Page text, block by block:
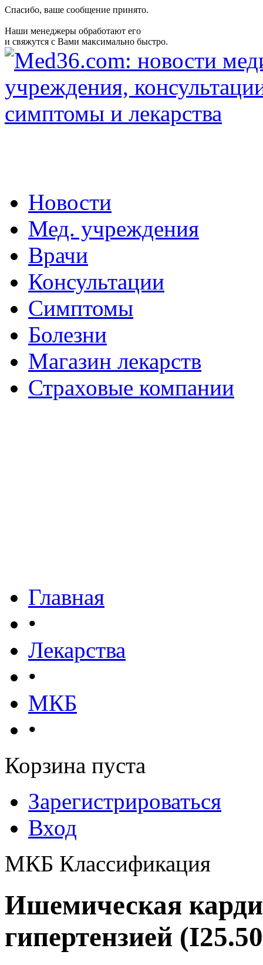
Спасибо, ваше сообщение принято.
Наши менеджеры обработают его
и свяжутся с Вами максимально быстро.
Новости
Мед. учреждения
Врачи
Консультации
Симптомы
Болезни
Магазин лекарств
Страховые компании
Главная
•
Лекарства
•
МКБ
•
Корзина пуста
Зарегистрироваться
Вход
МКБ Классификация
Ишемическая
гипертензией